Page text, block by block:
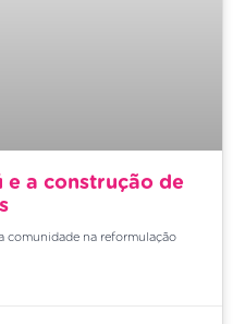
e a construção de
comunidade na reformulação